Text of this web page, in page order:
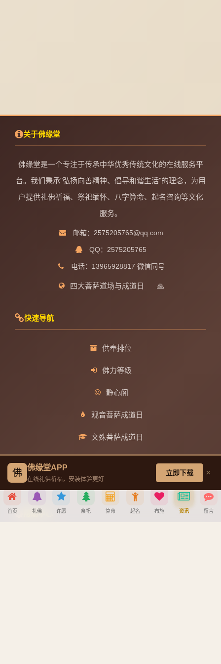
关于佛缘堂
佛缘堂是一个专注于传承中华优秀传统文化的在线服务平
台。我们秉承"弘扬向善精神、倡导和谐生活"的理念，为用
户提供礼佛祈福、祭祀缅怀、八字算命、起名咨询等文化
服务。
邮箱：2575205765@qq.com
QQ：2575205765
电话：13965928817 微信同号
四大菩萨道场与成道日 🙏
快速导航
供奉排位
佛力等级
静心阁
观音菩萨成道日
文殊菩萨成道日
地藏王菩萨成道日
帮助中心
佛 佛缘堂APP
在线礼佛祈福，安装体验更好
立即下载 ×
首页 礼佛 许愿 祭祀 算命 起名 布施 资讯 留言